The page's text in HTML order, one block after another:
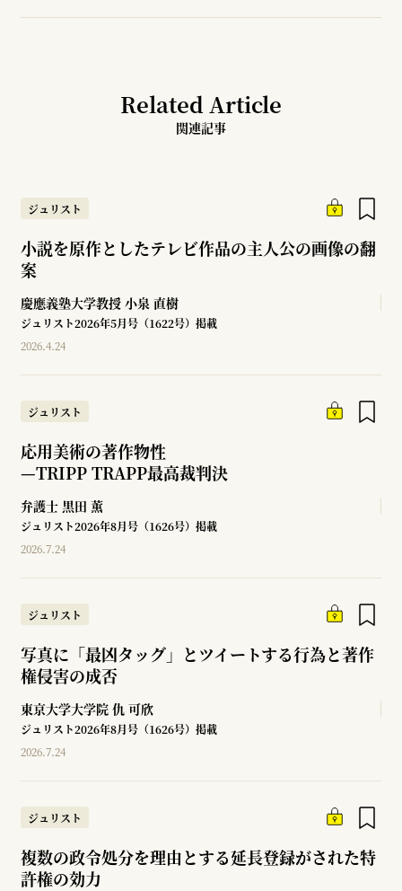
Related Article
関連記事
ジュリスト
小説を原作としたテレビ作品の主人公の画像の翻
案
慶應義塾大学教授 小泉 直樹
ジュリスト2026年5月号（1622号）掲載
2026.4.24
ジュリスト
応用美術の著作物性
—TRIPP TRAPP最高裁判決
弁護士 黒田 薫
ジュリスト2026年8月号（1626号）掲載
2026.7.24
ジュリスト
写真に「最凶タッグ」とツイートする行為と著作
権侵害の成否
東京大学大学院 仇 可欣
ジュリスト2026年8月号（1626号）掲載
2026.7.24
ジュリスト
複数の政令処分を理由とする延長登録がされた特
許権の効力